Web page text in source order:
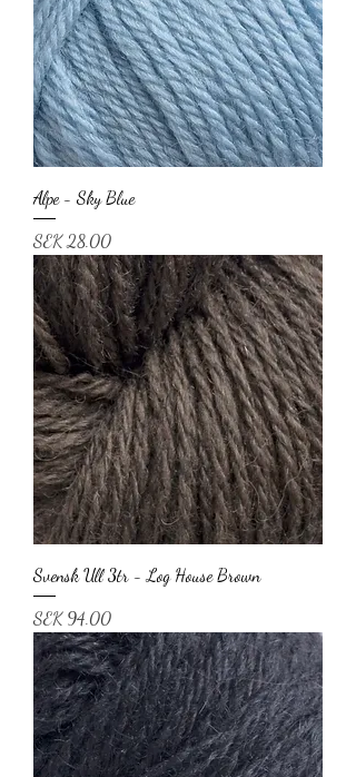
Alpe - Sky Blue
Price
SEK 28.00
Svensk Ull 3tr - Log House Brown
Price
SEK 94.00